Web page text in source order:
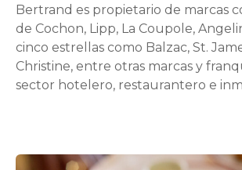
Bertrand es propietario de marcas
de Cochon, Lipp, La Coupole,
cinco estrellas como Balzac, St.
Christine, entre otras marcas y
sector hotelero, restaurantero e